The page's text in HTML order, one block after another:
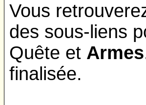
Vous
des sous-liens
Quête et Armes
finalisée.